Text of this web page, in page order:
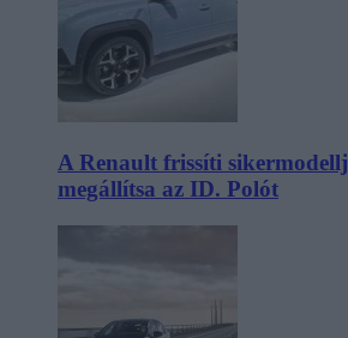
A Renault frissíti
megállítsa az ID. Polót